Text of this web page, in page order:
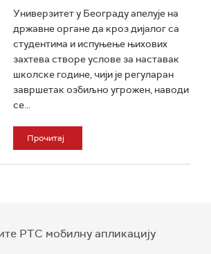
Универзитет у Београду апелује на
државне органе да кроз дијалог са
студентима и испуњење њихових
захтева створе услове за наставак
школске године, чији је регуларан
завршетак озбиљно угрожен, наводи
се...
Прочитај
РТС мобилну апликацију